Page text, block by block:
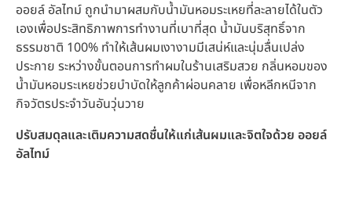
ออยล์ อัลไทม์ ถูกนำมาผสมกับน้ำมันหอมระเหยที่ละลายได้ในตัว
เองเพื่อประสิทธิภาพการทำงานที่เบาที่สุด น้ำมันบริสุทธิ์จาก
ธรรมชาติ 100% ทำให้เส้นผมเงางามมีเสน่ห์และนุ่มลื่นเปล่ง
ประกาย ระหว่างขั้นตอนการทำผมในร้านเสริมสวย กลิ่นหอมของ
น้ำมันหอมระเหยช่วยบำบัดให้ลูกค้าผ่อนคลาย เพื่อหลีกหนีจาก
กิจวัตรประจำวันอันวุ่นวาย
ปรับสมดุลและเติมความสดชื่นให้แก่เส้นผมและจิตใจด้วย ออยล์
อัลไทม์